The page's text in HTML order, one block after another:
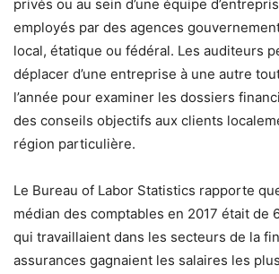
privés ou au sein d’une équipe
employés par des agences
local, étatique ou fédéral. Les auditeurs
déplacer d’une entreprise à une autre
l’année pour examiner les dossiers
des conseils objectifs aux clients
région particulière.
Le Bureau of Labor Statistics rapporte
médian des comptables en 2017 était de
qui travaillaient dans les secteurs de la
assurances gagnaient les salaires les